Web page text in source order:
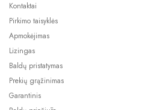
Kontaktai
Pirkimo taisyklės
Apmokėjimas
Lizingas
Baldų pristatymas
Prekių grąžinimas
Garantinis